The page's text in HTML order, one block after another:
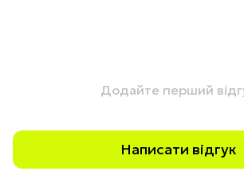
Додайте перший
Написати відгук